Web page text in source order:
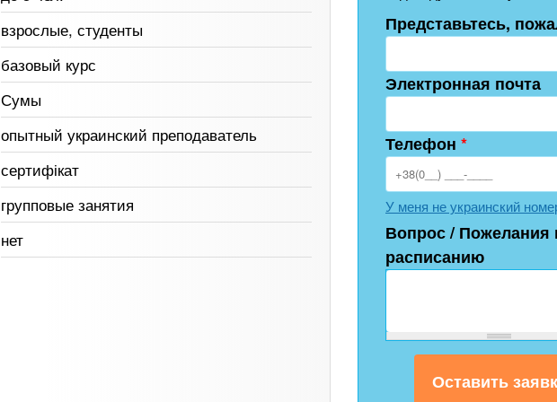
взрослые, студенты
базовый курс
Сумы
опытный украинский преподаватель
сертифікат
групповые занятия
нет
Представьтесь,
Электронная почта
Телефон *
У меня не украинский
Вопрос / Пожелания
расписанию